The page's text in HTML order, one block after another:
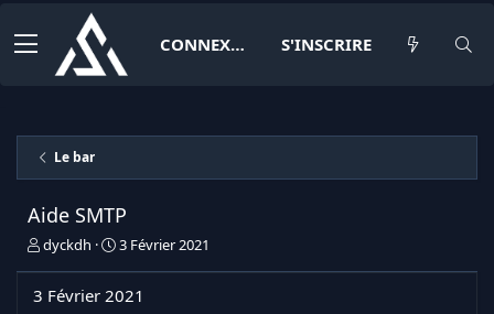
CONNEXION S'INSCRIRE
Le bar
Aide SMTP
Idyckdh
D
e
3 Février 2021
3 Février 2021